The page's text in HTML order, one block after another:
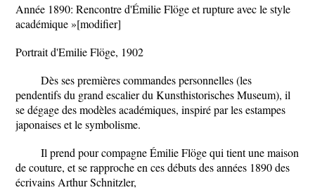
Année 1890: Rencontre d'Émilie Flöge et rupture avec le style
académique »[modifier]
Portrait d'Emilie Flöge, 1902
Dès ses premières commandes personnelles (les
pendentifs du grand escalier du Kunsthistorisches Museum), il
se dégage des modèles académiques, inspiré par les estampes
japonaises et le symbolisme.
Il prend pour compagne Émilie Flöge qui tient une maison
de couture, et se rapproche en ces débuts des années 1890 des
écrivains Arthur Schnitzler,